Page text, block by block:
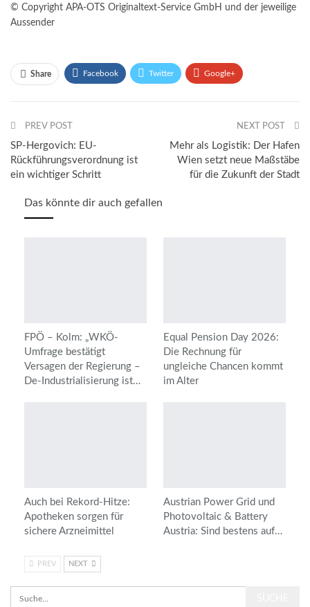
© Copyright APA-OTS Originaltext-Service GmbH und der jeweilige
Aussender
Share Facebook Twitter Google+
Email
PREV POST
SP-Hergovich: EU-
Rückführungsverordnung ist
ein wichtiger Schritt
NEXT POST
Mehr als Logistik: Der Hafen
Wien setzt neue Maßstäbe
für die Zukunft der Stadt
Das könnte dir auch gefallen
FPÖ – Kolm: „WKÖ-
Umfrage bestätigt
Versagen der Regierung –
De-Industrialisierung ist…
Equal Pension Day 2026:
Die Rechnung für
ungleiche Chancen kommt
im Alter
Auch bei Rekord-Hitze:
Apotheken sorgen für
sichere Arzneimittel
Austrian Power Grid und
Photovoltaic & Battery
Austria: Sind bestens auf…
PREV NEXT